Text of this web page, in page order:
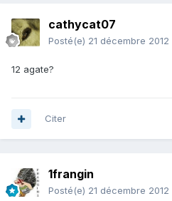
cathycat07
Posté(e) 21 décembre 2012
12 agate?
Citer
1frangin
Posté(e) 21 décembre 2012